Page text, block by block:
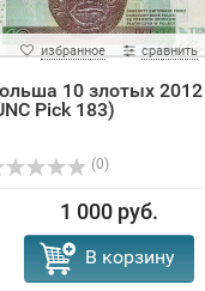
избранное сравнить
10 злотых 2012
Pick 183)
(0)
1 000 руб.
В корзину